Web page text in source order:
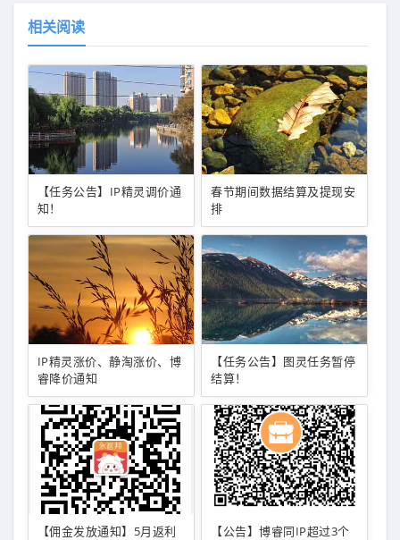
相关阅读
【任务公告】IP精灵调价通
知！
春节期间数据结算及提现安
排
IP精灵涨价、静淘涨价、博
睿降价通知
【任务公告】图灵任务暂停
结算！
【佣金发放通知】5月返利
【公告】博睿同IP超过3个